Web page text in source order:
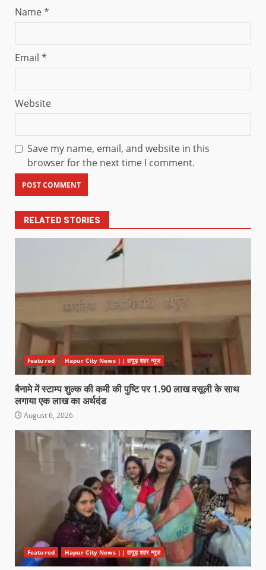
Name*
Email *
Website
Save my name, email, and website in this
browser for the next time I comment.
RELATED STORIES
Featured Hapur City News || हापुड़ शहर न्यूज़
बैनामे में स्टाम्प शुल्क की कमी की पुष्टि पर 1.90 लाख वसूली के साथ
लगाया एक लाख का अर्थदंड
August 6, 2026
Featured Hapur City News || हापुड़ शहर न्यूज़